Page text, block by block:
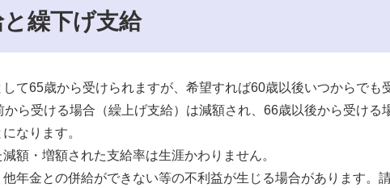
繰下げ支給
て65歳から受けられますが、希望すれば60歳以後いつからでも
ら受ける場合（繰上げ支給）は減額され、66歳以後から受ける
なります。
額・増額された支給率は生涯かわりません。
年金との併給ができない等の不利益が生じる場合があります。